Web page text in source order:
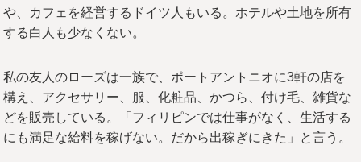
や、カフェを経営するドイツ人もいる。ホテルや土地を所有
する白人も少なくない。
私の友人のローズは一族で、ポートアントニオに3軒の店を
構え、アクセサリー、服、化粧品、かつら、付け毛、雑貨な
どを販売している。「フィリピンでは仕事がなく、生活する
にも満足な給料を稼げない。だから出稼ぎにきた」と言う。